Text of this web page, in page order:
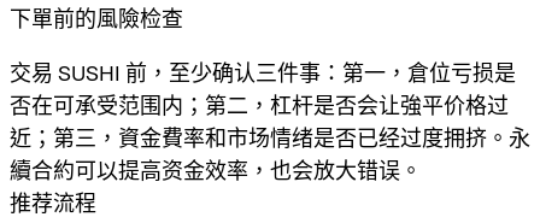
下單前的風險检查
交易 SUSHI 前，至少确认三件事：第一，倉位亏损是
否在可承受范围内；第二，杠杆是否会让強平价格过
近；第三，資金費率和市场情绪是否已经过度拥挤。永
續合約可以提高资金效率，也会放大错误。
推荐流程